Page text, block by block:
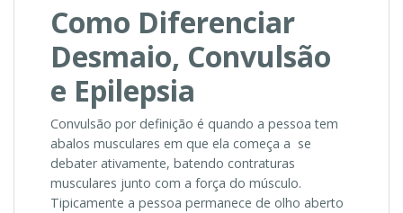
Como Diferenciar
Desmaio, Convulsão
e Epilepsia
Convulsão por definição é quando a pessoa tem
abalos musculares em que ela começa a se
debater ativamente, batendo contraturas
musculares junto com a força do músculo.
Tipicamente a pessoa permanece de olho aberto